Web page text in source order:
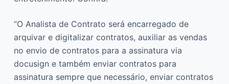
“O Analista de Contrato será encarregado de
arquivar e digitalizar contratos, auxiliar as vendas
no envio de contratos para a assinatura via
docusign e também enviar contratos para
assinatura sempre que necessário, enviar contratos